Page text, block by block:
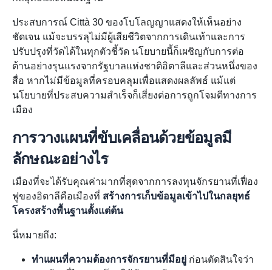
ประสบการณ์ Città 30 ของโบโลญญาแสดงให้เห็นอย่าง
ชัดเจน แม้จะบรรลุไม่มีผู้เสียชีวิตจากการเดินเท้าและการ
ปรับปรุงที่วัดได้ในทุกตัวชี้วัด นโยบายนี้ก็เผชิญกับการต่อ
ต้านอย่างรุนแรงจากรัฐบาลแห่งชาติอิตาลีและส่วนหนึ่งของ
สื่อ หากไม่มีข้อมูลที่ครอบคลุมเพื่อแสดงผลลัพธ์ แม้แต่
นโยบายที่ประสบความสำเร็จก็เสี่ยงต่อการถูกโจมตีทางการ
เมือง
การวางแผนที่ขับเคลื่อนด้วยข้อมูลมี
ลักษณะอย่างไร
เมืองที่จะได้รับคุณค่ามากที่สุดจากการลงทุนจักรยานที่เฟื่อง
ฟูของอิตาลีคือเมืองที่ สร้างการเก็บข้อมูลเข้าไปในกลยุทธ์
โครงสร้างพื้นฐานตั้งแต่ต้น
นี่หมายถึง:
ทำแผนที่ความต้องการจักรยานที่มีอยู่ ก่อนตัดสินใจว่า